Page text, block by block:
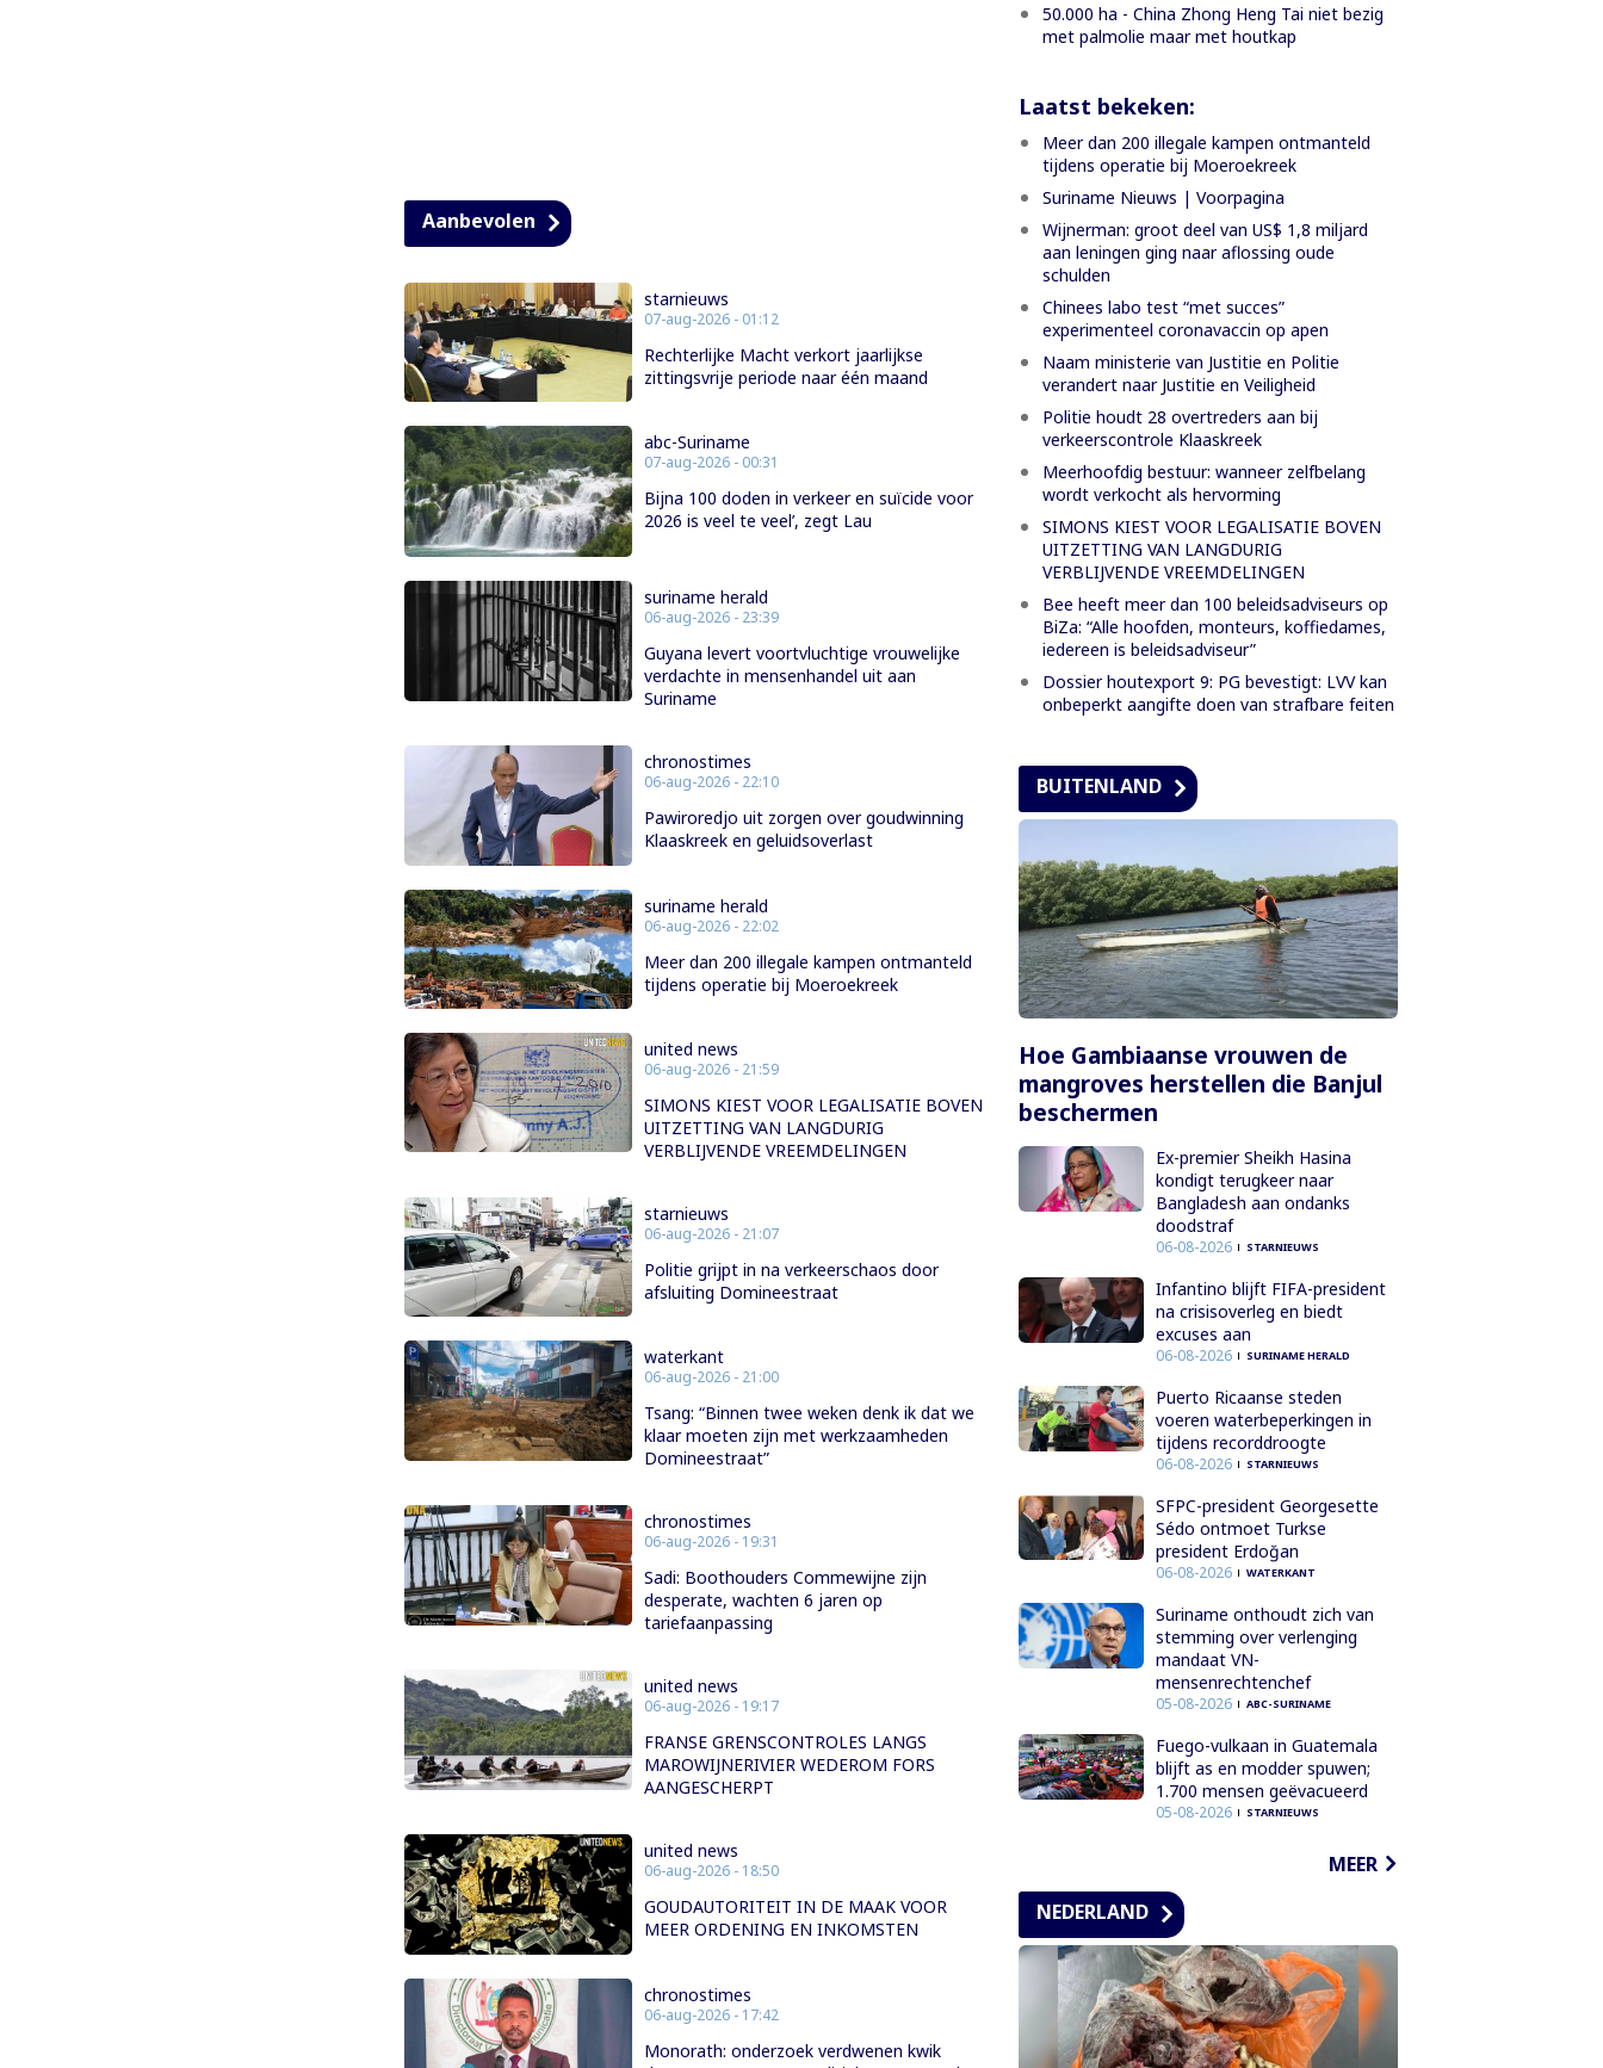
Aanbevolen
starnieuws
07-aug-2026 - 01:12
Rechterlijke Macht verkort jaarlijkse
zittingsvrije periode naar één maand
abc-Suriname
07-aug-2026 - 00:31
Bijna 100 doden in verkeer en suïcide voor
2026 is veel te veel’, zegt Lau
suriname herald
06-aug-2026 - 23:39
Guyana levert voortvluchtige vrouwelijke
verdachte in mensenhandel uit aan
Suriname
chronostimes
06-aug-2026 - 22:10
Pawiroredjo uit zorgen over goudwinning
Klaaskreek en geluidsoverlast
suriname herald
06-aug-2026 - 22:02
Meer dan 200 illegale kampen ontmanteld
tijdens operatie bij Moeroekreek
united news
06-aug-2026 - 21:59
SIMONS KIEST VOOR LEGALISATIE BOVEN
UITZETTING VAN LANGDURIG
VERBLIJVENDE VREEMDELINGEN
starnieuws
06-aug-2026 - 21:07
Politie grijpt in na verkeerschaos door
afsluiting Domineestraat
waterkant
06-aug-2026 - 21:00
Tsang: “Binnen twee weken denk ik dat we
klaar moeten zijn met werkzaamheden
Domineestraat”
chronostimes
06-aug-2026 - 19:31
Sadi: Boothouders Commewijne zijn
desperate, wachten 6 jaren op
tariefaanpassing
united news
06-aug-2026 - 19:17
FRANSE GRENSCONTROLES LANGS
MAROWIJNERIVIER WEDEROM FORS
AANGESCHERPT
united news
06-aug-2026 - 18:50
GOUDAUTORITEIT IN DE MAAK VOOR
MEER ORDENING EN INKOMSTEN
chronostimes
06-aug-2026 - 17:42
Monorath: onderzoek verdwenen kwik
50.000 ha - China Zhong Heng Tai niet bezig
met palmolie maar met houtkap
Laatst bekeken:
Meer dan 200 illegale kampen ontmanteld
tijdens operatie bij Moeroekreek
Suriname Nieuws | Voorpagina
Wijnerman: groot deel van US$ 1,8 miljard
aan leningen ging naar aflossing oude
schulden
Chinees labo test “met succes”
experimenteel coronavaccin op apen
Naam ministerie van Justitie en Politie
verandert naar Justitie en Veiligheid
Politie houdt 28 overtreders aan bij
verkeerscontrole Klaaskreek
Meerhoofdig bestuur: wanneer zelfbelang
wordt verkocht als hervorming
SIMONS KIEST VOOR LEGALISATIE BOVEN
UITZETTING VAN LANGDURIG
VERBLIJVENDE VREEMDELINGEN
Bee heeft meer dan 100 beleidsadviseurs op
BiZa: “Alle hoofden, monteurs, koffiedames,
iedereen is beleidsadviseur”
Dossier houtexport 9: PG bevestigt: LVV kan
onbeperkt aangifte doen van strafbare feiten
BUITENLAND
Hoe Gambiaanse vrouwen de
mangroves herstellen die Banjul
beschermen
Ex-premier Sheikh Hasina
kondigt terugkeer naar
Bangladesh aan ondanks
doodstraf
06-08-2026 STARNIEUWS
Infantino blijft FIFA-president
na crisisoverleg en biedt
excuses aan
06-08-2026 SURINAME HERALD
Puerto Ricaanse steden
voeren waterbeperkingen in
tijdens recorddroogte
06-08-2026 STARNIEUWS
SFPC-president Georgesette
Sédo ontmoet Turkse
president Erdoğan
06-08-2026 WATERKANT
Suriname onthoudt zich van
stemming over verlenging
mandaat VN-
mensenrechtenchef
05-08-2026 ABC-SURINAME
Fuego-vulkaan in Guatemala
blijft as en modder spuwen;
1.700 mensen geëvacueerd
05-08-2026 STARNIEUWS
MEER
NEDERLAND